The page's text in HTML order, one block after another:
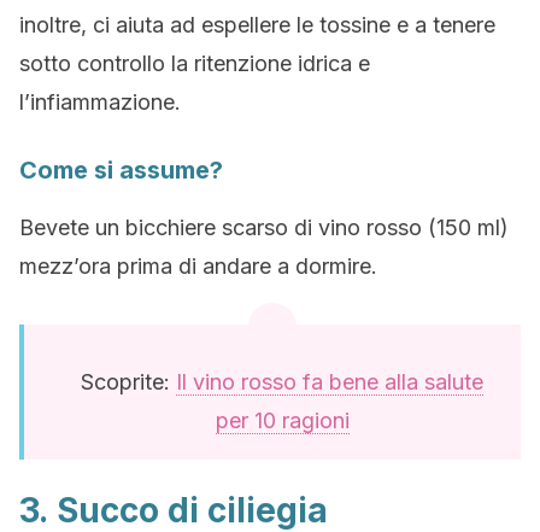
inoltre, ci aiuta ad espellere le tossine e a tenere
sotto controllo la ritenzione idrica e
l’infiammazione.
Come si assume?
Bevete un bicchiere scarso di vino rosso (150 ml)
mezz’ora prima di andare a dormire.
Scoprite: Il vino rosso fa bene alla salute
per 10 ragioni
3. Succo di ciliegia